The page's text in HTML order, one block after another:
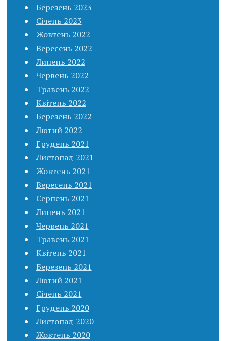
Березень 2023
Січень 2023
Жовтень 2022
Вересень 2022
Липень 2022
Червень 2022
Травень 2022
Квітень 2022
Березень 2022
Лютий 2022
Грудень 2021
Листопад 2021
Жовтень 2021
Вересень 2021
Серпень 2021
Липень 2021
Червень 2021
Травень 2021
Квітень 2021
Березень 2021
Лютий 2021
Січень 2021
Грудень 2020
Листопад 2020
Жовтень 2020